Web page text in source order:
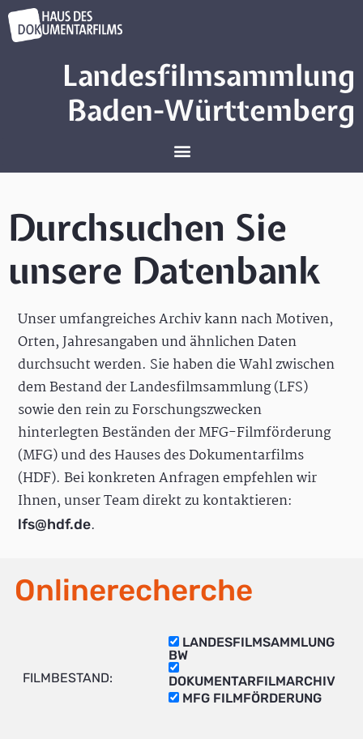
Landesfilmsammlung
Baden-Württemberg
Durchsuchen Sie
unsere Datenbank
Unser umfangreiches Archiv kann nach Motiven,
Orten, Jahresangaben und ähnlichen Daten
durchsucht werden. Sie haben die Wahl zwischen
dem Bestand der Landesfilmsammlung (LFS)
sowie den rein zu Forschungszwecken
hinterlegten Beständen der MFG-Filmförderung
(MFG) und des Hauses des Dokumentarfilms
(HDF). Bei konkreten Anfragen empfehlen wir
Ihnen, unser Team direkt zu kontaktieren:
lfs@hdf.de.
Onlinerecherche
FILMBESTAND:
LANDESFILMSAMMLUNG
BW
DOKUMENTARFILMARCHIV
MFG FILMFÖRDERUNG